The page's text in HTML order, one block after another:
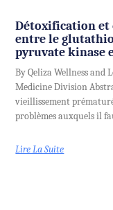
Détoxification
entre le
pyruvate kinase
By Qeliza Wellness
Medicine Division
vieillissement
problèmes auxquels il
Lire La Suite